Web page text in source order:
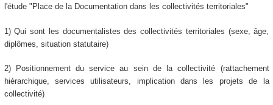
l'étude "Place de la Documentation dans les collectivités territoriales"
1) Qui sont les documentalistes des collectivités territoriales (sexe, âge,
diplômes, situation statutaire)
2) Positionnement du service au sein de la collectivité (rattachement
hiérarchique, services utilisateurs, implication dans les projets de la
collectivité)